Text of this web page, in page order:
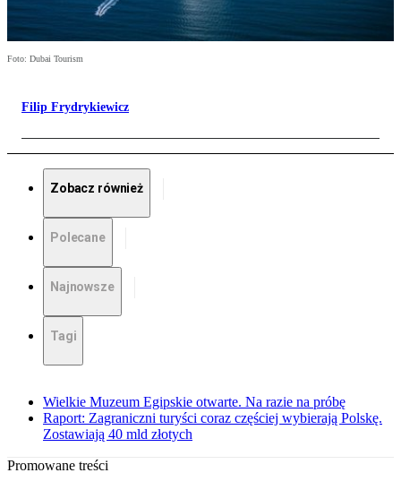
Foto: Dubai Tourism
Filip Frydrykiewicz
Zobacz również
Polecane
Najnowsze
Tagi
Wielkie Muzeum Egipskie otwarte. Na razie na próbę
Raport: Zagraniczni turyści coraz częściej wybierają Polskę.
Zostawiają 40 mld złotych
Promowane treści